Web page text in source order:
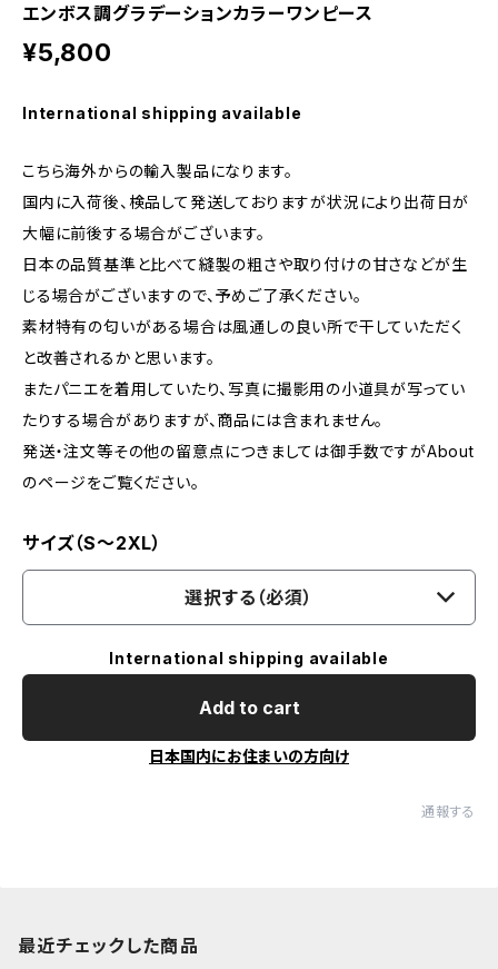
エンボス調グラデーションカラーワンピース
¥5,800
International shipping available
こちら海外からの輸入製品になります。
国内に入荷後、検品して発送しておりますが状況により出荷日が
大幅に前後する場合がございます。
日本の品質基準と比べて縫製の粗さや取り付けの甘さなどが生
じる場合がございますので、予めご了承ください。
素材特有の匂いがある場合は風通しの良い所で干していただく
と改善されるかと思います。
またパニエを着用していたり、写真に撮影用の小道具が写ってい
たりする場合がありますが、商品には含まれません。
発送・注文等その他の留意点につきましては御手数ですがAbout
のページをご覧ください。
サイズ（S～2XL）
選択する（必須）
International shipping available
Add to cart
日本国内にお住まいの方向け
通報する
最近チェックした商品